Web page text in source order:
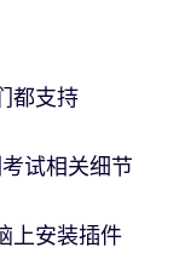
都支持
试相关细节
上安装插件